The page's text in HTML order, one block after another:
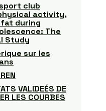
club
activity,
during
The
Study
sur les
VALIDEÉS DE
LES COURBES